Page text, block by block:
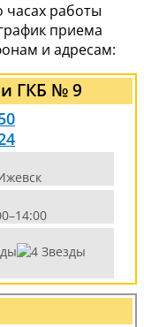
работы
приема
и адресам:
ГКБ № 9